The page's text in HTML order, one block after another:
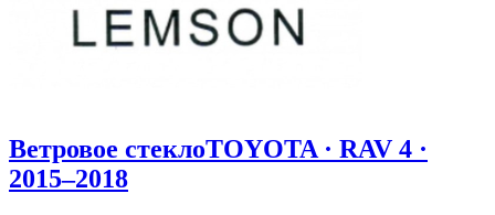
Ветровое стеклоTOYOTA · RAV 4 ·
2015–2018